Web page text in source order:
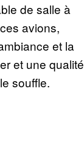
de salle à
avions,
et la
et une qualité
souffle.